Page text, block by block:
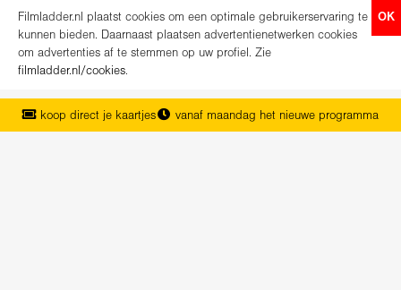
OK
Filmladder.nl plaatst cookies om een optimale gebruikerservaring te
kunnen bieden. Daarnaast plaatsen advertentienetwerken cookies
om advertenties af te stemmen op uw profiel. Zie
filmladder.nl/cookies.
koop direct je kaartjes
vanaf maandag het nieuwe programma
het complete overzicht van Nederland